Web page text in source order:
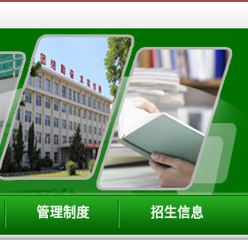
管理制度 招生信息